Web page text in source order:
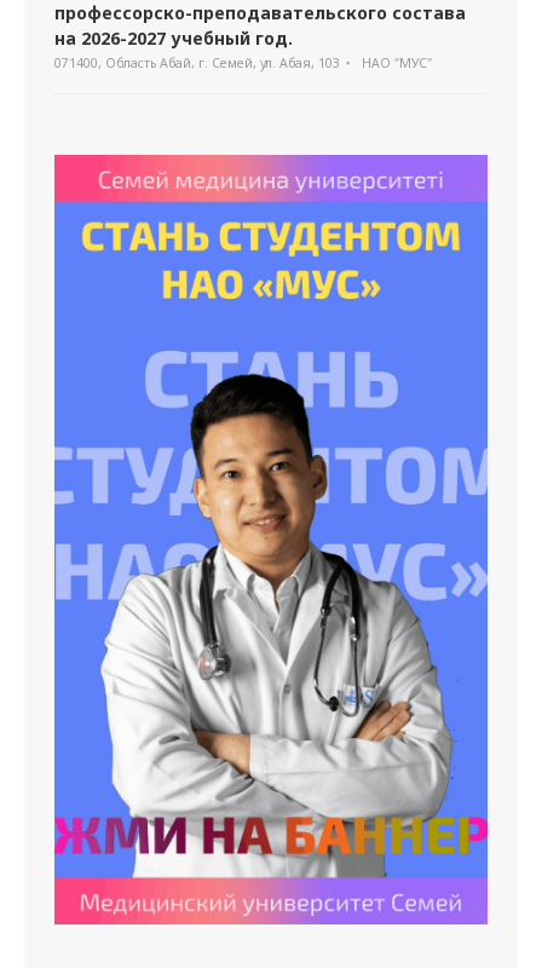
профессорско-преподавательского состава
на 2026-2027 учебный год.
071400, Область Абай, г. Семей, ул. Абая, 103 НАО "МУС"